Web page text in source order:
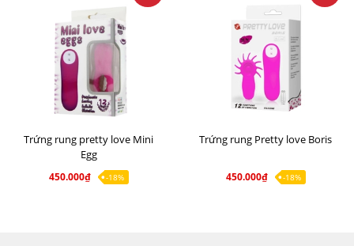
Trứng rung pretty love Mini
Egg
450.000₫ -18%
Trứng rung Pretty love Boris
450.000₫ -18%